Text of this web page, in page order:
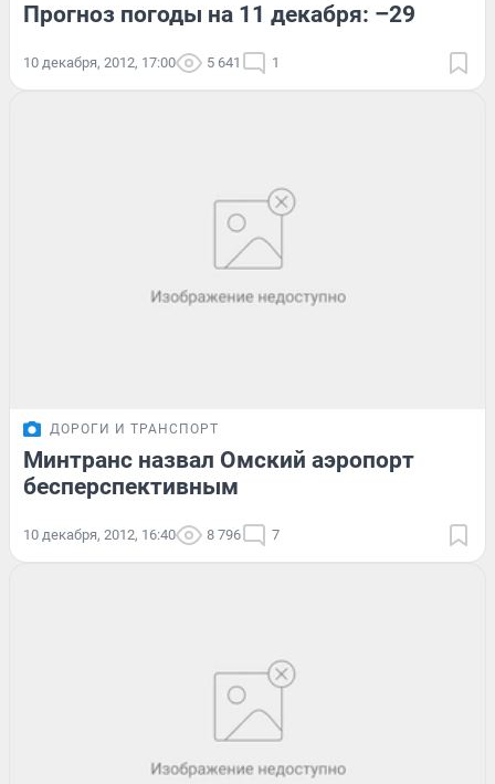
Прогноз погоды на 11 декабря: –29
10 декабря, 2012, 17:00 5 641 1
ДОРОГИ И ТРАНСПОРТ
Минтранс назвал Омский аэропорт
бесперспективным
10 декабря, 2012, 16:40 8 796 7